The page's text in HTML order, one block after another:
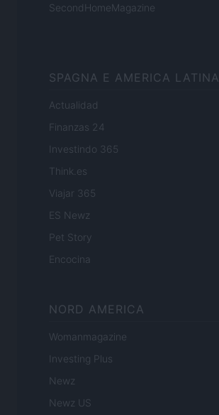
SecondHomeMagazine
SPAGNA E AMERICA LATINA
Actualidad
Finanzas 24
Investindo 365
Think.es
Viajar 365
ES Newz
Pet Story
Encocina
NORD AMERICA
Womanmagazine
Investing Plus
Newz
Newz US